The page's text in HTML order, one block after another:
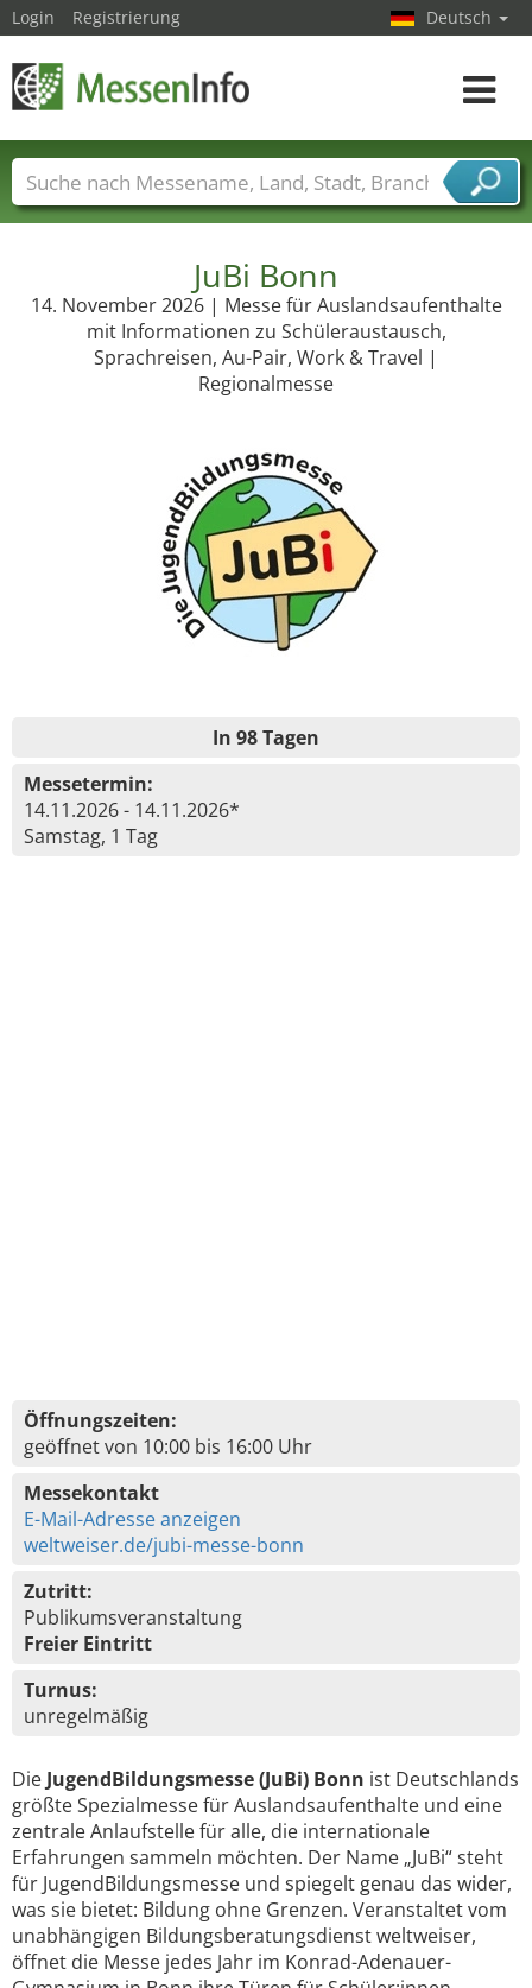
JuBi Bonn
14. November 2026 | Messe für Auslandsaufenthalte
mit Informationen zu Schüleraustausch,
Sprachreisen, Au-Pair, Work & Travel |
Regionalmesse
In 98 Tagen
Messetermin:
14.11.2026 - 14.11.2026*
Samstag, 1 Tag
Öffnungszeiten:
geöffnet von 10:00 bis 16:00 Uhr
Messekontakt
E-Mail-Adresse anzeigen
weltweiser.de/jubi-messe-bonn
Zutritt:
Publikumsveranstaltung
Freier Eintritt
Turnus:
unregelmäßig
Die JugendBildungsmesse (JuBi) Bonn ist Deutschlands
größte Spezialmesse für Auslandsaufenthalte und eine
zentrale Anlaufstelle für alle, die internationale
Erfahrungen sammeln möchten. Der Name „JuBi“ steht
für JugendBildungsmesse und spiegelt genau das wider,
was sie bietet: Bildung ohne Grenzen. Veranstaltet vom
unabhängigen Bildungsberatungsdienst weltweiser,
öffnet die Messe jedes Jahr im Konrad-Adenauer-
Login Registrierung Deutsch
Toggle
Messenamen Länder Städte
Branchen